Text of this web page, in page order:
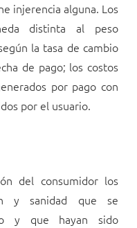
injerencia alguna. Los
distinta al peso
la tasa de cambio
de pago; los costos
por pago con
por el usuario.
del consumidor los
y sanidad que se
y que hayan sido